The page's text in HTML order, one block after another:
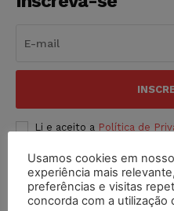
Li e aceito a Política de
Usamos cookies em
experiência mais
preferências e visitas
concorda com a utilização